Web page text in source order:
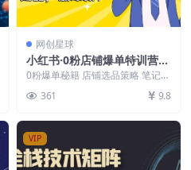
网创星球
小红书·0粉店铺爆单特训营
带你从0-1开店铺，选品，做
爆款（课程+工具包）
0粉爆单秘籍 店铺选品策略 笔记的
安排 第一阶段...
361 9.8
VIP